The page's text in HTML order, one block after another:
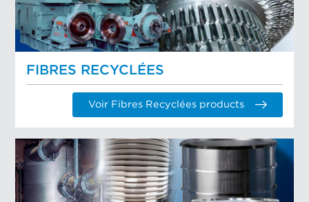
FIBRES RECYCLÉES
Voir Fibres Recyclées products